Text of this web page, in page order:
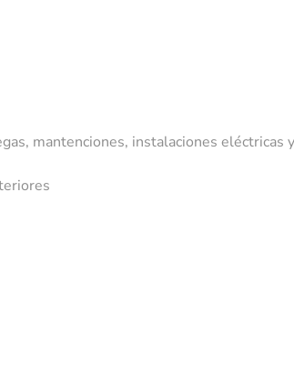
mantenciones, instalaciones eléctricas